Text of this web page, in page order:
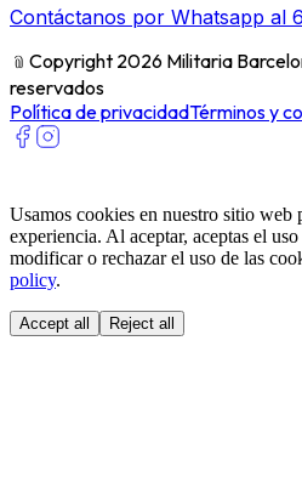
Contáctanos por Whatsapp al
﹫ Copyright 2026 Militaria
reservados
Política de privacidadTérminos y
Usamos cookies en nuestro sitio web
experiencia. Al aceptar, aceptas el
modificar o rechazar el uso de las
policy.
Accept all Reject all